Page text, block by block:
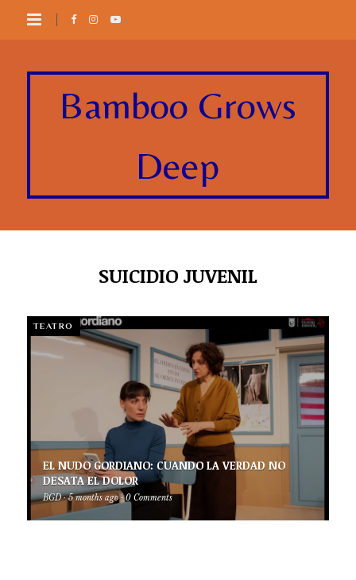
Bamboo Grows
Deep
SUICIDIO JUVENIL
TEATRO
EL NUDO GORDIANO: CUANDO LA VERDAD NO
DESATA EL DOLOR
BGD · 5 months ago · 0 Comments